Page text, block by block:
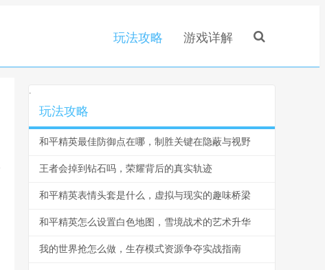
玩法攻略 游戏详解
.
玩法攻略
和平精英最佳防御点在哪，制胜关键在隐蔽与视野
王者会掉到钻石吗，荣耀背后的真实轨迹
和平精英表情头套是什么，虚拟与现实的趣味桥梁
和平精英怎么设置白色地图，雪境战术的艺术升华
我的世界抢怎么做，生存模式资源争夺实战指南